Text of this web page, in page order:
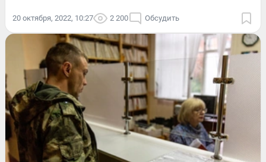
20 октября, 2022, 10:27 2 200 Обсудить